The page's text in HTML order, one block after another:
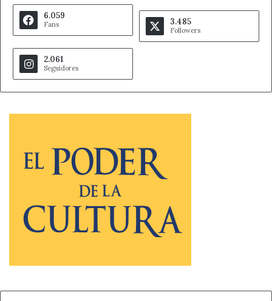
6.059
Fans 3.485
Followers
2.061
Seguidores